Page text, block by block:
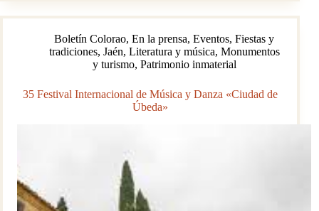
y
himno
de
Andalucía
Boletín Colorao,En la prensa,Eventos,Fiestas y
tradiciones, Jaén, Literatura y música, Monumentos
y turismo, Patrimonio inmaterial
35 Festival Internacional de Música y Danza «Ciudad de
Úbeda»